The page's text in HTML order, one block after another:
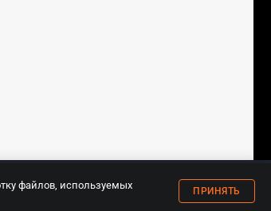
18+
файлов, используемых
ПРИНЯТЬ